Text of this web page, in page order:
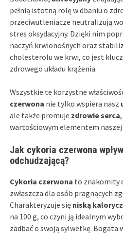
pełnią istotną rolę w dbaniu o
przeciwutleniacze neutralizują
stres oksydacyjny. Dzięki nim
naczyń krwionośnych oraz
cholesterolu we krwi, co jest
zdrowego układu krążenia.
Wszystkie te korzystne
czerwona nie tylko wspiera nasz
ale także promuje zdrowie serca
wartościowym elementem naszej
Jak cykoria czerwona
odchudzającą?
Cykoria czerwona to znakomity
zwłaszcza dla osób pragnących
Charakteryzuje się niską
na 100 g, co czyni ją idealnym
zadbać o swoją sylwetkę. Bogata